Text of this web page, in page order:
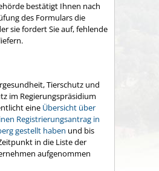
bestätigt Ihnen nach
des Formulars die
sie fordert Sie auf, fehlende
Tierschutz und
im Regierungspräsidium
eine Übersicht über
Registrierungsantrag in
gestellt haben und bis
in die Liste der
aufgenommen